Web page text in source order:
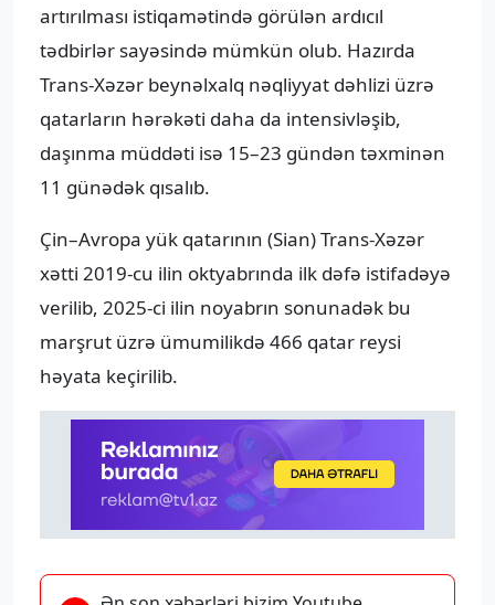
artırılması istiqamətində görülən ardıcıl
tədbirlər sayəsində mümkün olub. Hazırda
Trans-Xəzər beynəlxalq nəqliyyat dəhlizi üzrə
qatarların hərəkəti daha da intensivləşib,
daşınma müddəti isə 15–23 gündən təxminən
11 günədək qısalıb.
Çin–Avropa yük qatarının (Sian) Trans-Xəzər
xətti 2019-cu ilin oktyabrında ilk dəfə istifadəyə
verilib, 2025-ci ilin noyabrın sonunadək bu
marşrut üzrə ümumilikdə 466 qatar reysi
həyata keçirilib.